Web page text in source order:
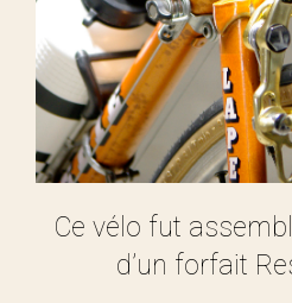
Ce vélo fut
d’un forfait